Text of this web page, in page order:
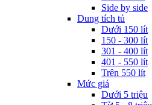
Side by side
Dung tích tủ
Dưới 150 lít
150 - 300 lít
301 - 400 lít
401 - 550 lít
Trên 550 lít
Mức giá
Dưới 5 triệu